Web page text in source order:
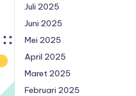
Juli 2025
Juni 2025
Mei 2025
April 2025
Maret 2025
Februari 2025